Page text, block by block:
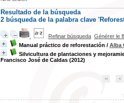
Resultado de la búsqueda
2 búsqueda de la palabra clave
Refinar búsqueda Générer le
Manual práctico de reforestación / Alba
Silvicultura de plantaciones y
Francisco José de Caldas (2012)